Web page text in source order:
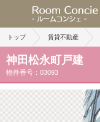
トップ 賃貸不動産
神田松永町戸建
物件番号：03093